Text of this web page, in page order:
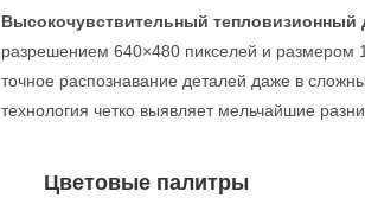
Высокочувствительный тепловизионный
разрешением 640×480 пикселей и размером
точное распознавание деталей даже в
технология четко выявляет мельчайшие
Цветовые палитры